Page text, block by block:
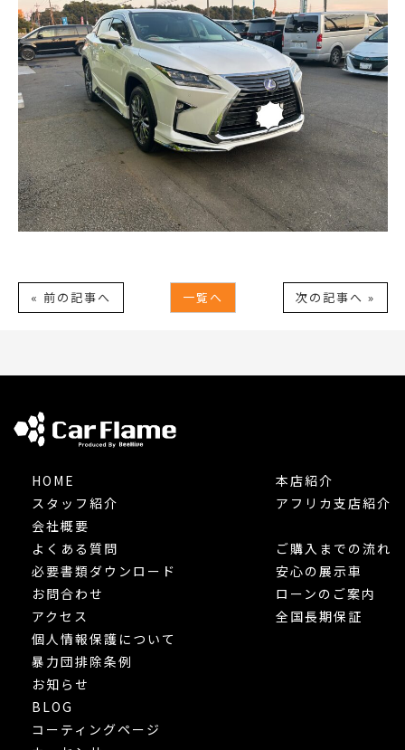
« 前の記事へ 一覧へ 次の記事へ »
HOME
スタッフ紹介
会社概要
本店紹介
アフリカ支店紹介
よくある質問
必要書類ダウンロード
お問合わせ
アクセス
個人情報保護について
暴力団排除条例
お知らせ
BLOG
ご購入までの流れ
安心の展示車
ローンのご案内
全国長期保証
コーティングページ